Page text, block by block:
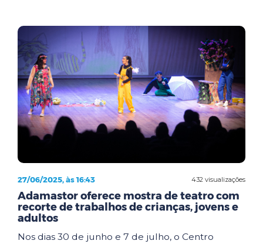
432 visualizações
27/06/2025, às 16:43
Adamastor oferece mostra de teatro com
recorte de trabalhos de crianças, jovens e
adultos
Nos dias 30 de junho e 7 de julho, o Centro